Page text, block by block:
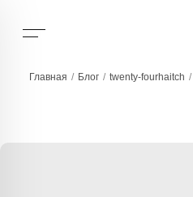
Главная / Блог / twenty-fourhaitch /